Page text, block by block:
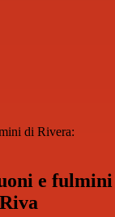
di Rivera:
e fulmini